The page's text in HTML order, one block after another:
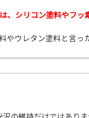
、シリコン塗料やフッ
やウレタン塗料と言っ